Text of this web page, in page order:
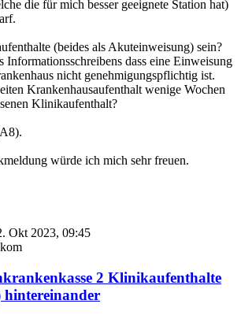
die für mich besser geeignete Station hat)
(beides als Akuteinweisung) sein?
Informationsschreibens dass eine Einweisung
nicht genehmigungspflichtig ist.
Krankenhausaufenthalt wenige Wochen
Klinikaufenthalt?
würde ich mich sehr freuen.
Okt 2023, 09:45
2 Klinikaufenthalte
hintereinander